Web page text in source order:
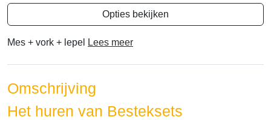
Opties bekijken
Mes + vork + lepel Lees meer
Omschrijving
Het huren van Besteksets